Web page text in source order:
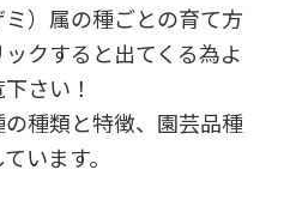
）属の種ごとの育て方
クすると出てくる為よ
さい！
種類と特徴、園芸品種
います。